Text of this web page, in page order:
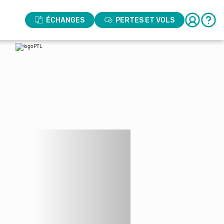
ÉCHANGES PERTES ET VOLS